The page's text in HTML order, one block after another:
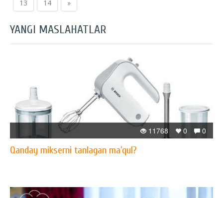
13
14 »
YANGI MASLAHATLAR
0
0
11768
Qanday mikserni tanlagan ma’qul?